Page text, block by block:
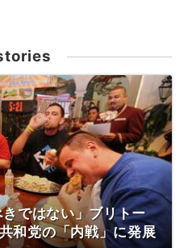
ではない」ブリトー
和党の「内戦」に発展